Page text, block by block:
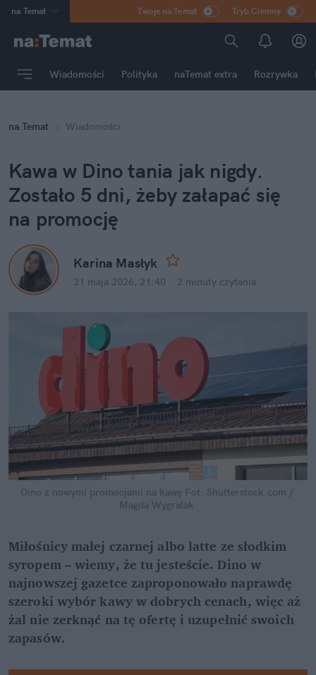
na:Temat
Poland
mama
Rozrywka
Twoje na:Temat Tryb Ciemny
Wiadomości Polityka naTemat extra Rozrywka
na:Temat Wiadomości
Kawa w Dino tania jak nigdy.
Zostało 5 dni, żeby załapać się
na promocję
Karina Masłyk
21 maja 2026, 21:40 2 minuty czytania
Dino z nowymi promocjami na kawę Fot. Shutterstock.com /
Magda Wygralak
Miłośnicy małej czarnej albo latte ze słodkim
syropem – wiemy, że tu jesteście. Dino w
najnowszej gazetce zaproponowało naprawdę
szeroki wybór kawy w dobrych cenach, więc aż
żal nie zerknąć na tę ofertę i uzupełnić swoich
zapasów.